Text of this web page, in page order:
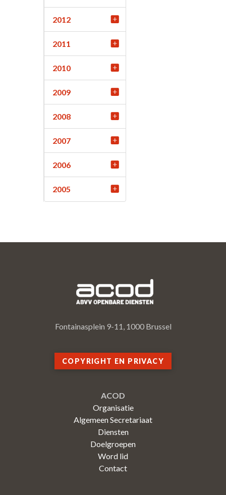
2012
2011
2010
2009
2008
2007
2006
2005
Fontainasplein 9-11, 1000 Brussel
COPYRIGHT EN PRIVACY
ACOD
Organisatie
Algemeen Secretariaat
Diensten
Doelgroepen
Word lid
Contact